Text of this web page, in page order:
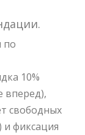
по
10%
вперед),
свободных
и фиксация